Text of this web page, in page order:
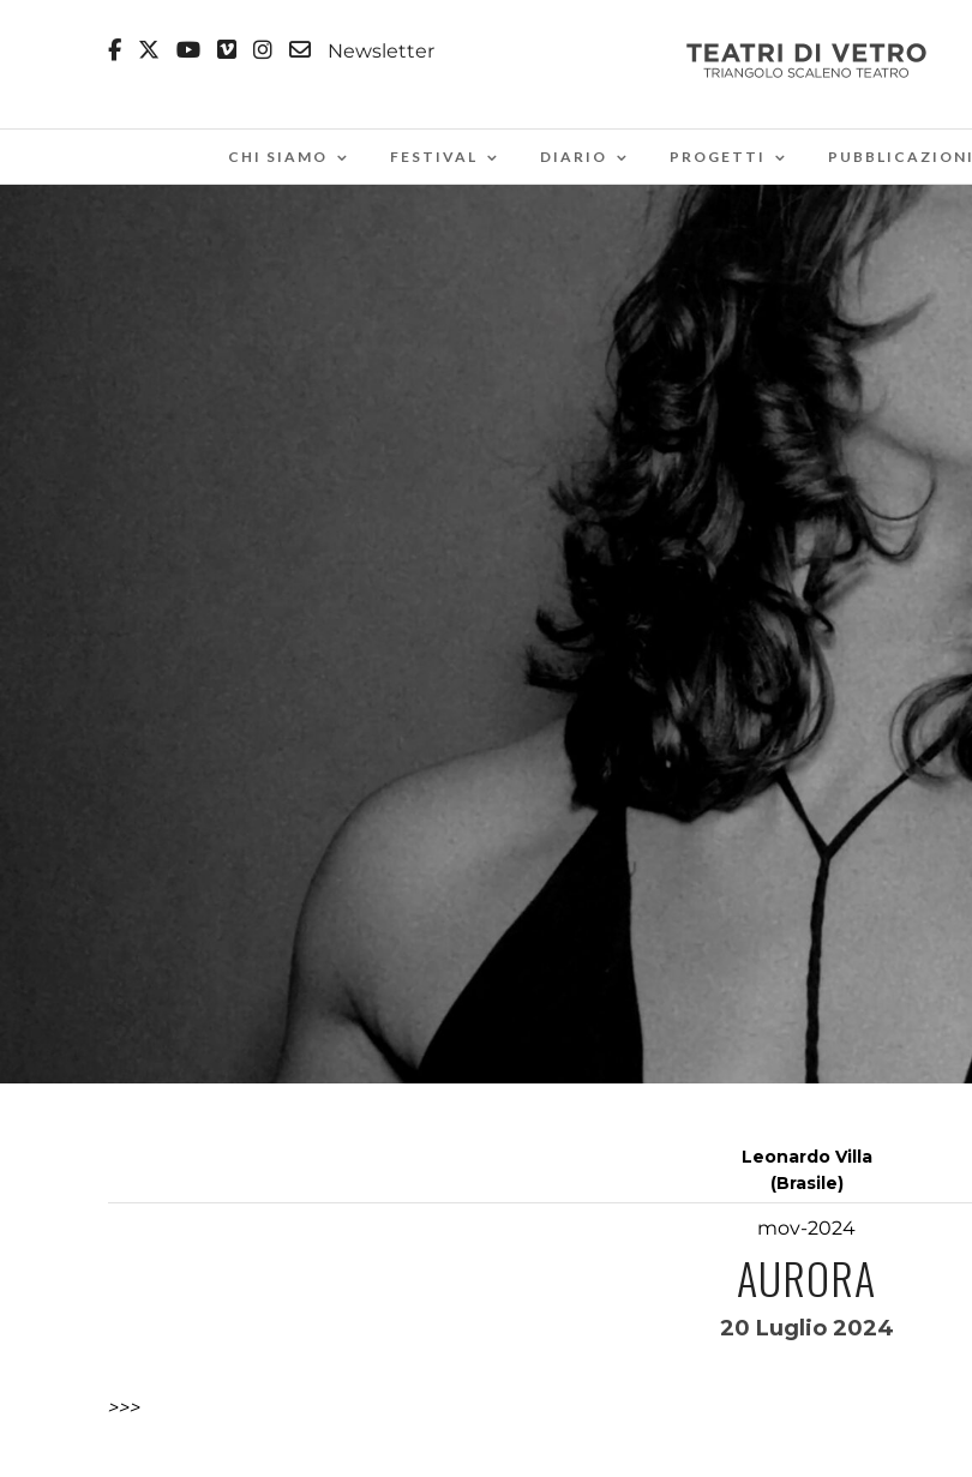
Newsletter
CHI SIAMO FESTIVAL DIARIO PROGETTI PUBBLICAZIONI
Leonardo Villa
(Brasile)
mov-2024
AURORA
20 Luglio 2024
>>>